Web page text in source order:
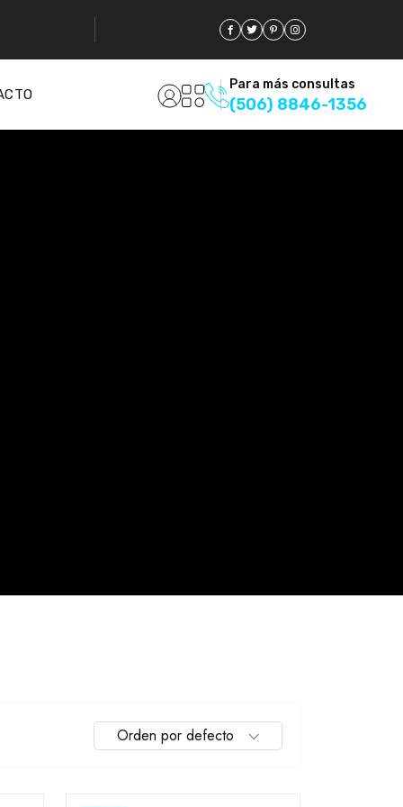
Para más consultas
(506) 8846-1356
Orden por defecto